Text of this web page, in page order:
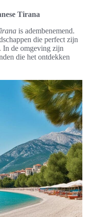
Tirana
is adembenemend.
die perfect zijn
In de omgeving zijn
die het ontdekken